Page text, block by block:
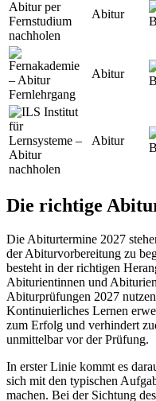
Abitur
Abitur
Abitur
Die richtige
Die Abiturtermine 2027
der Abiturvorbereitung zu
besteht in der richtigen
Abiturientinnen und
Abiturprüfungen 2027
Kontinuierliches Lernen
zum Erfolg und verhindert
unmittelbar vor der Prüfung.
In erster Linie kommt es
sich mit den typischen
machen. Bei der Sichtung